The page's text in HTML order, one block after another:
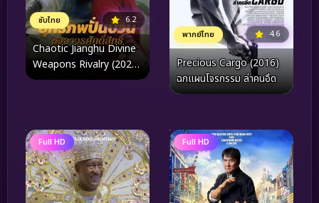
ซับไทย 6.2
Chaotic Jianghu Divine
Weapons Rivalry (2025)
ยุทธภพปั่นป่วน ชิงอาวุธ
พากย์ไทย 4.6
Precious Cargo (2016)
ฉกแผนโจรกรรม ล่าคนอึด
Full HD Full HD